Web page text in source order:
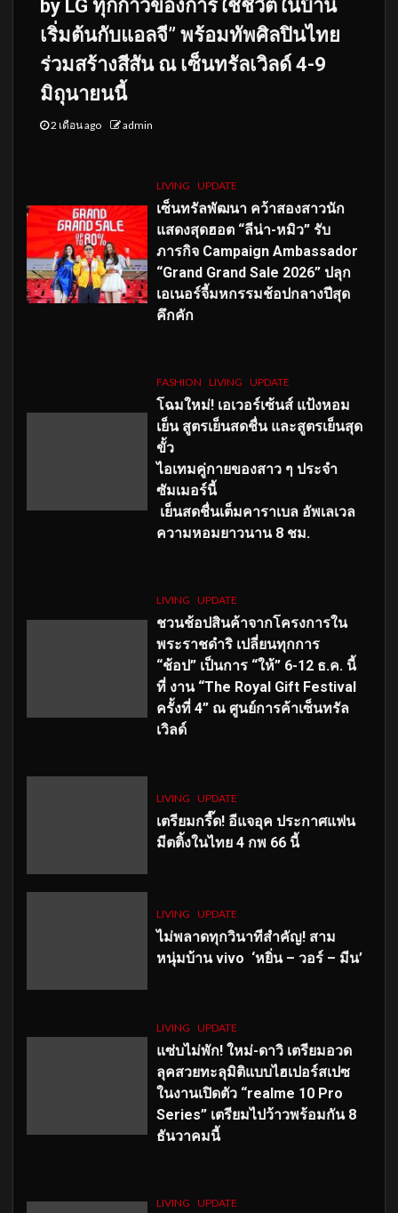
by LG ทุกก้าวของการใช้ชีวิตในบ้าน
เริ่มต้นกับแอลจี” พร้อมทัพศิลปินไทย
ร่วมสร้างสีสัน ณ เซ็นทรัลเวิลด์ 4-9
มิถุนายนนี้
2 เดือน ago admin
LIVING UPDATE
เซ็นทรัลพัฒนา คว้าสองสาวนัก
แสดงสุดฮอต “ลีน่า-หมิว” รับ
ภารกิจ Campaign Ambassador
“Grand Grand Sale 2026” ปลุก
เอเนอร์จี้มหกรรมช้อปกลางปีสุด
คึกคัก
FASHION LIVING UPDATE
โฉมใหม่! เอเวอร์เซ้นส์ แป้งหอม
เย็น สูตรเย็นสดชื่น และสูตรเย็นสุด
ขั้ว
ไอเทมคู่กายของสาว ๆ ประจำ
ซัมเมอร์นี้
เย็นสดชื่นเต็มคาราเบล อัพเลเวล
ความหอมยาวนาน 8 ชม.
LIVING UPDATE
ชวนช้อปสินค้าจากโครงการใน
พระราชดำริ เปลี่ยนทุกการ
“ช้อป” เป็นการ “ให้” 6-12 ธ.ค. นี้
ที่ งาน “The Royal Gift Festival
ครั้งที่ 4” ณ ศูนย์การค้าเซ็นทรัล
เวิลด์
LIVING UPDATE
เตรียมกรี๊ด! อีแจอุค ประกาศแฟน
มีตติ้งในไทย 4 กพ 66 นี้
LIVING UPDATE
ไม่พลาดทุกวินาทีสำคัญ! สาม
หนุ่มบ้าน vivo ‘หยิ่น – วอร์ – มีน’
LIVING UPDATE
แซ่บไม่พัก! ใหม่-ดาวิ เตรียมอวด
ลุคสวยทะลุมิติแบบไฮเปอร์สเปซ
ในงานเปิดตัว “realme 10 Pro
Series” เตรียมไปว้าวพร้อมกัน 8
ธันวาคมนี้
LIVING UPDATE